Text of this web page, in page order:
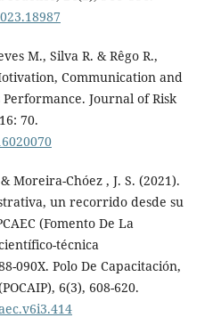
M., Silva R. & Rêgo R.,
Communication and
Journal of Risk
70.
Moreira-Chóez , J. S. (2021).
un recorrido desde su
(Fomento De La
técnica
090X. Polo De Capacitación,
6(3), 608-620.